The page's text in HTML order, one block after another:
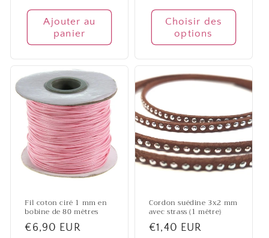
habituel
Ajouter au
panier
habituel
Choisir des
options
Fil coton ciré 1 mm en
bobine de 80 mètres
Prix
€6,90 EUR
Cordon suédine 3x2 mm
avec strass (1 mètre)
Prix
€1,40 EUR